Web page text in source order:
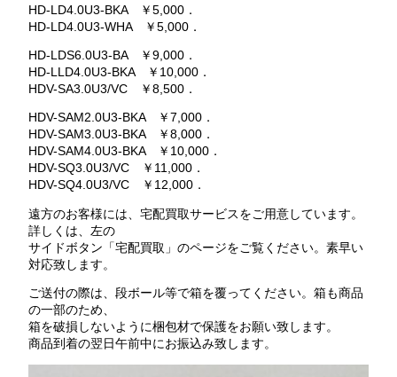
HD-LD4.0U3-BKA ￥5,000．
HD-LD4.0U3-WHA ￥5,000．
HD-LDS6.0U3-BA ￥9,000．
HD-LLD4.0U3-BKA ￥10,000．
HDV-SA3.0U3/VC ￥8,500．
HDV-SAM2.0U3-BKA ￥7,000．
HDV-SAM3.0U3-BKA ￥8,000．
HDV-SAM4.0U3-BKA ￥10,000．
HDV-SQ3.0U3/VC ￥11,000．
HDV-SQ4.0U3/VC ￥12,000．
遠方のお客様には、宅配買取サービスをご用意しています。
詳しくは、左の
サイドボタン「宅配買取」のページをご覧ください。素早い
対応致します。
ご送付の際は、段ボール等で箱を覆ってください。箱も商品
の一部のため、
箱を破損しないように梱包材で保護をお願い致します。
商品到着の翌日午前中にお振込み致します。